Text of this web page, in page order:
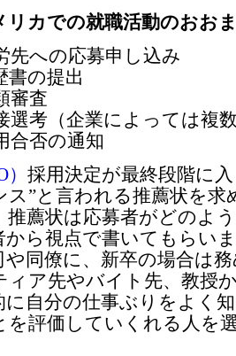
リカでの就職活動のおお
先への応募申し込み
書の提出
審査
選考（企業によっては複
合否の通知
採用決定が最終段階に
ス”と言われる推薦状を
推薦状は応募者がどのよ
から視点で書いてもらい
や同僚に、新卒の場合は
ィア先やバイト先、教授
に自分の仕事ぶりをよく
を評価していくれる人を